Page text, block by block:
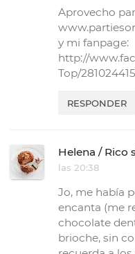
Aprovecho
y mi fanpage:
http://
Top/
RESPONDER
Helena / Rico
las 20:38
Jo, me había
encanta (me
chocolate
brioche, sin